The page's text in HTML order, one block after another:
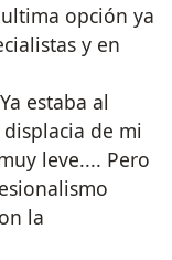
opción ya
y en
estaba al
de mi
leve.... Pero
la